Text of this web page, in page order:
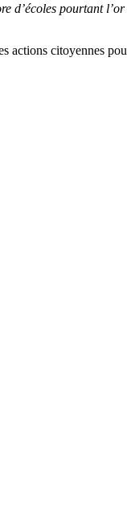
d’écoles pourtant
actions citoyennes